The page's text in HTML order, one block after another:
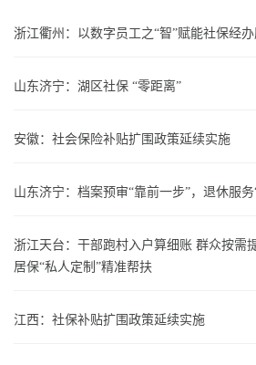
浙江衢州：以数字员工之“智”赋能社保经办
山东济宁：湖区社保 “零距离”
安徽：社会保险补贴扩围政策延续实施
山东济宁：档案预审“靠前一步”，退休服务
浙江天台：干部跑村入户算细账 群众按
居保“私人定制”精准帮扶
江西：社保补贴扩围政策延续实施